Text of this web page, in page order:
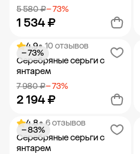
5 580 ₽− 73%
1 534 ₽
Добавить в корзину
4.9• 10 отзывов
Серебряные серьги с
янтарем
7 980 ₽− 73%
2 194 ₽
− 73%
Добавить в корзину
4.8• 6 отзывов
Серебряные серьги с
янтарем
− 83%